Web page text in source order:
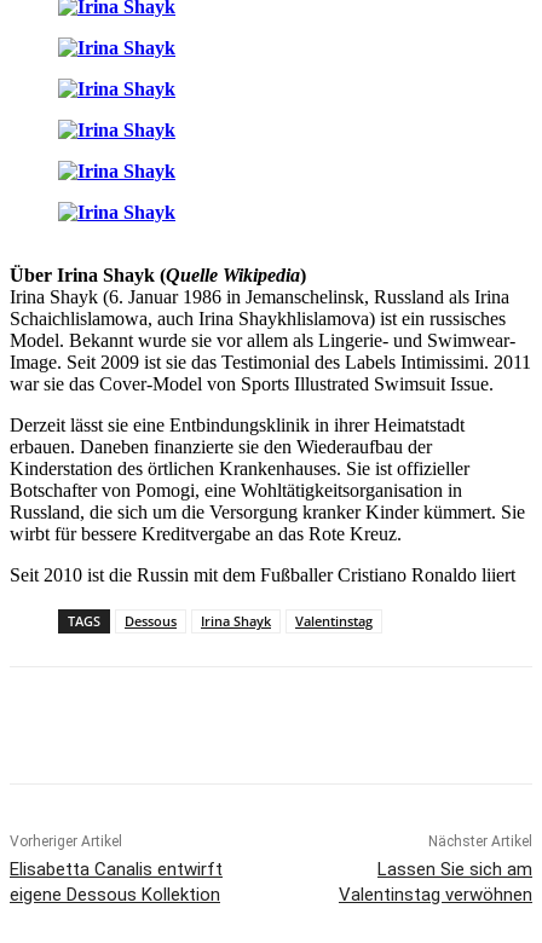
Über Irina Shayk (Quelle Wikipedia)
Irina Shayk (6. Januar 1986 in Jemanschelinsk, Russland als Irina
Schaichlislamowa, auch Irina Shaykhlislamova) ist ein russisches
Model. Bekannt wurde sie vor allem als Lingerie- und Swimwear-
Image. Seit 2009 ist sie das Testimonial des Labels Intimissimi. 2011
war sie das Cover-Model von Sports Illustrated Swimsuit Issue.
Derzeit lässt sie eine Entbindungsklinik in ihrer Heimatstadt
erbauen. Daneben finanzierte sie den Wiederaufbau der
Kinderstation des örtlichen Krankenhauses. Sie ist offizieller
Botschafter von Pomogi, eine Wohltätigkeitsorganisation in
Russland, die sich um die Versorgung kranker Kinder kümmert. Sie
wirbt für bessere Kreditvergabe an das Rote Kreuz.
Seit 2010 ist die Russin mit dem Fußballer Cristiano Ronaldo liiert
TAGS Dessous Irina Shayk Valentinstag
Vorheriger Artikel
Elisabetta Canalis entwirft
eigene Dessous Kollektion
Nächster Artikel
Lassen Sie sich am
Valentinstag verwöhnen